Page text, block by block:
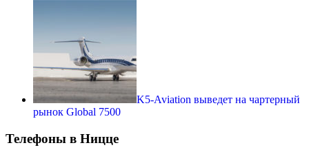
K5-Aviation выведет на чартерный
рынок Global 7500
Телефоны в Ницце